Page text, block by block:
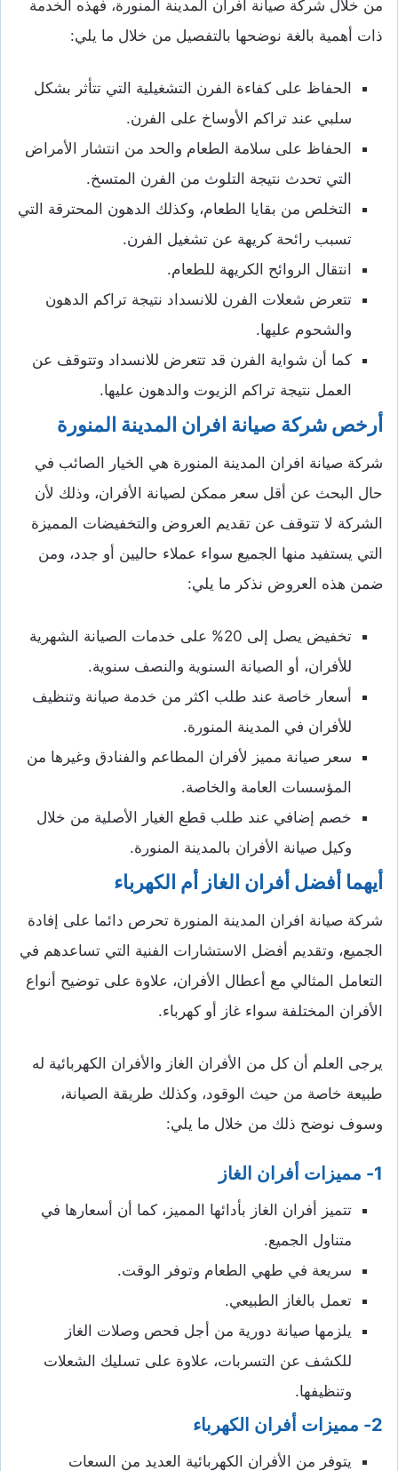
من خلال شركة صيانة افران المدينة المنورة، فهذه الخدمة
ذات أهمية بالغة نوضحها بالتفصيل من خلال ما يلي:
الحفاظ على كفاءة الفرن التشغيلية التي تتأثر بشكل
سلبي عند تراكم الأوساخ على الفرن.
الحفاظ على سلامة الطعام والحد من انتشار الأمراض
التي تحدث نتيجة التلوث من الفرن المتسخ.
التخلص من بقايا الطعام، وكذلك الدهون المحترقة التي
تسبب رائحة كريهة عن تشغيل الفرن.
انتقال الروائح الكريهة للطعام.
تتعرض شعلات الفرن للانسداد نتيجة تراكم الدهون
والشحوم عليها.
كما أن شواية الفرن قد تتعرض للانسداد وتتوقف عن
العمل نتيجة تراكم الزيوت والدهون عليها.
أرخص شركة صيانة افران المدينة المنورة
شركة صيانة افران المدينة المنورة هي الخيار الصائب في
حال البحث عن أقل سعر ممكن لصيانة الأفران، وذلك لأن
الشركة لا تتوقف عن تقديم العروض والتخفيضات المميزة
التي يستفيد منها الجميع سواء عملاء حاليين أو جدد، ومن
ضمن هذه العروض نذكر ما يلي:
تخفيض يصل إلى 20% على خدمات الصيانة الشهرية
للأفران، أو الصيانة السنوية والنصف سنوية.
أسعار خاصة عند طلب اكثر من خدمة صيانة وتنظيف
للأفران في المدينة المنورة.
سعر صيانة مميز لأفران المطاعم والفنادق وغيرها من
المؤسسات العامة والخاصة.
خصم إضافي عند طلب قطع الغيار الأصلية من خلال
وكيل صيانة الأفران بالمدينة المنورة.
أيهما أفضل أفران الغاز أم الكهرباء
شركة صيانة افران المدينة المنورة تحرص دائما على إفادة
الجميع، وتقديم أفضل الاستشارات الفنية التي تساعدهم في
التعامل المثالي مع أعطال الأفران، علاوة على توضيح أنواع
الأفران المختلفة سواء غاز أو كهرباء.
يرجى العلم أن كل من الأفران الغاز والأفران الكهربائية له
طبيعة خاصة من حيث الوقود، وكذلك طريقة الصيانة،
وسوف نوضح ذلك من خلال ما يلي:
1- مميزات أفران الغاز
تتميز أفران الغاز بأدائها المميز، كما أن أسعارها في
متناول الجميع.
سريعة في طهي الطعام وتوفر الوقت.
تعمل بالغاز الطبيعي.
يلزمها صيانة دورية من أجل فحص وصلات الغاز
للكشف عن التسربات، علاوة على تسليك الشعلات
وتنظيفها.
2- مميزات أفران الكهرباء
يتوفر من الأفران الكهربائية العديد من السعات